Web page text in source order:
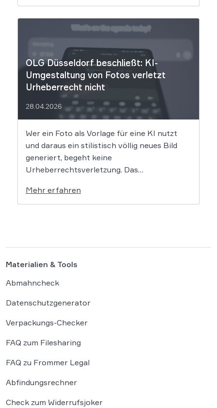
Dem Unternehmen hinter der populären KI-
Musik-App werden massive
Urheberrechtsverletzungen vorgeworfen.
OLG Düsseldorf beschließt: KI-
Umgestaltung von Fotos verletzt
Urheberrecht nicht
28.04.2026
Wer ein Foto als Vorlage für eine KI nutzt
und daraus ein stilistisch völlig neues Bild
generiert, begeht keine
Urheberrechtsverletzung. Das
dass bloße Bildmotive nicht geschützt sind
und eine KI-gestützte Umgestaltung zulässig
Mehr erfahren
Materialien & Tools
Abmahncheck
Datenschutzgenerator
Verpackungs-Checker
FAQ zum Filesharing
FAQ zu Frommer Legal
Abfindungsrechner
Check zum Widerrufsjoker